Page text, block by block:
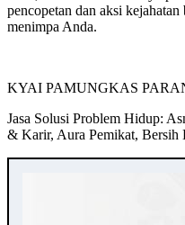
pencopetan dan aksi
menimpa Anda.
KYAI PAMUNGKAS
Jasa Solusi Problem Hidup:
& Karir, Aura Pemikat,